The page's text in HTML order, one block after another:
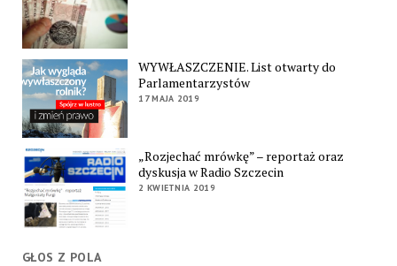
WYWŁASZCZENIE. List otwarty do
Parlamentarzystów
17 MAJA 2019
„Rozjechać mrówkę” – reportaż oraz
dyskusja w Radio Szczecin
2 KWIETNIA 2019
GŁOS Z POLA